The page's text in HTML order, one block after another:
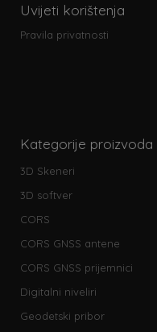
Uvijeti korištenja
Pravila privatnosti
Kategorije proizvoda
3D Skeneri
3D softver
CORS
CORS GNSS antene
CORS GNSS prijemnici
Digitalni niveliri
Geodetski pribor